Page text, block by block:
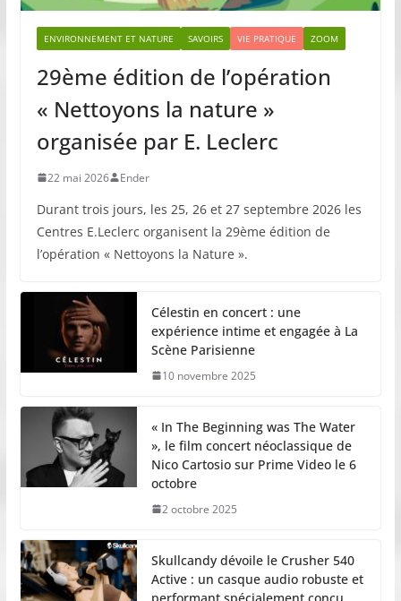
ENVIRONNEMENT ET NATURE SAVOIRS VIE PRATIQUE ZOOM
29ème édition de l’opération
« Nettoyons la nature »
organisée par E. Leclerc
22 mai 2026 Ender
Durant trois jours, les 25, 26 et 27 septembre 2026 les
Centres E.Leclerc organisent la 29ème édition de
l’opération « Nettoyons la Nature ».
Célestin en concert : une
expérience intime et engagée à La
Scène Parisienne
10 novembre 2025
« In The Beginning was The Water
», le film concert néoclassique de
Nico Cartosio sur Prime Video le 6
octobre
2 octobre 2025
Skullcandy dévoile le Crusher 540
Active : un casque audio robuste et
performant spécialement conçu